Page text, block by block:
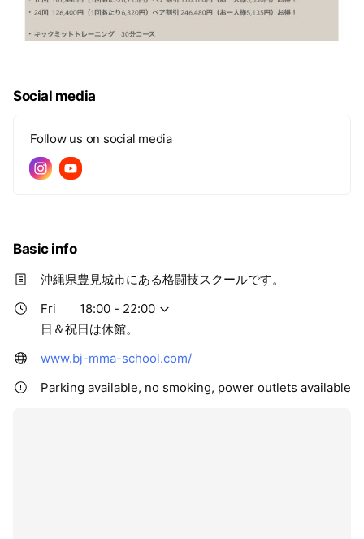
Social media
Follow us on social media
Basic info
沖縄県豊見城市にある格闘技スクールです。
Fri
18:00 - 22:00
日＆祝日は休館。
www.bj-mma-school.com/
Parking available, no smoking, power outlets available